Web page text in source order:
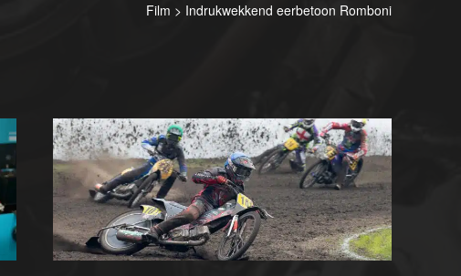
Film > Indrukwekkend eerbetoon Romboni